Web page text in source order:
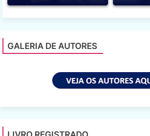
GALERIA DE AUTORES